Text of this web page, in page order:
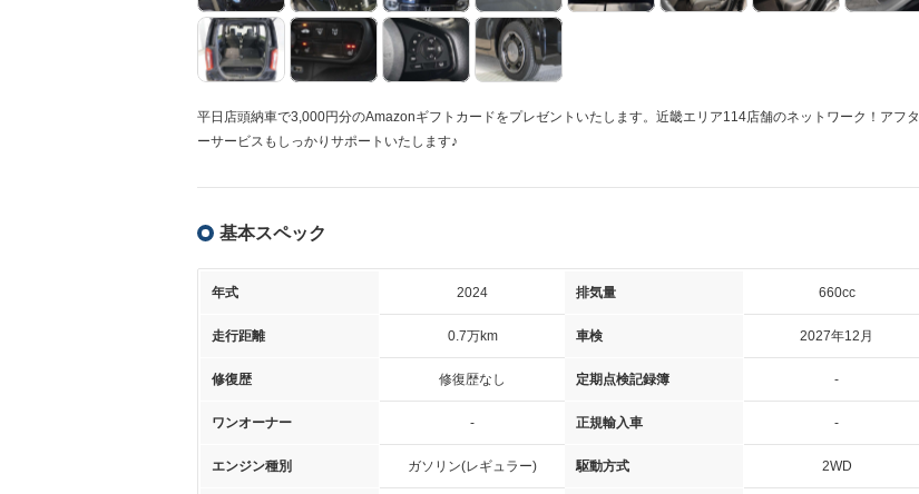
平日店頭納車で3,000円分のAmazonギフトカードをプレゼントいたします。近畿エリア114店舗のネットワーク！アフタ
ーサービスもしっかりサポートいたします♪
基本スペック
年式 2024 排気量 660cc
走行距離 0.7万km 車検 2027年12月
修復歴 修復歴なし 定期点検記録簿 -
ワンオーナー - 正規輸入車 -
エンジン種別 ガソリン(レギュラー) 駆動方式 2WD